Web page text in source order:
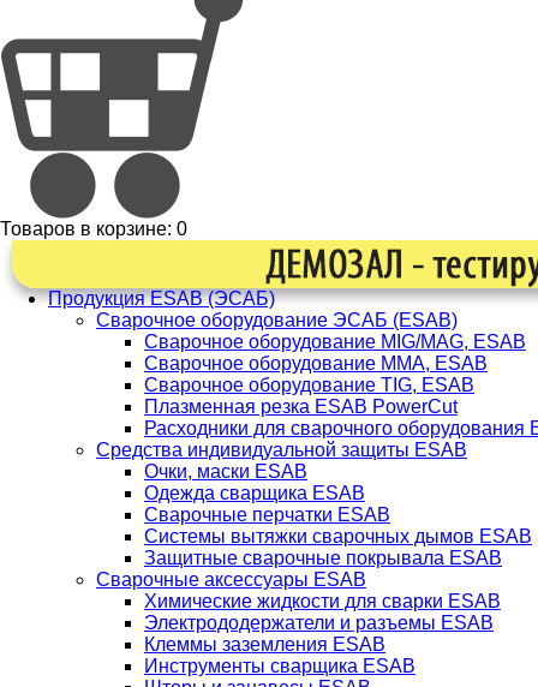
Товаров в корзине: 0
Продукция ESAB (ЭСАБ)
Сварочное оборудование ЭСАБ (ESAB)
Сварочное оборудование MIG/MAG, ESAB
Сварочное оборудование ММА, ESAB
Сварочное оборудование TIG, ESAB
Плазменная резка ESAB PowerCut
Расходники для сварочного оборудования
Средства индивидуальной защиты ESAB
Очки, маски ESAB
Одежда сварщика ESAB
Сварочные перчатки ESAB
Системы вытяжки сварочных дымов ESAB
Защитные сварочные покрывала ESAB
Сварочные аксессуары ESAB
Химические жидкости для сварки ESAB
Электрододержатели и разъемы ESAB
Клеммы заземления ESAB
Инструменты сварщика ESAB